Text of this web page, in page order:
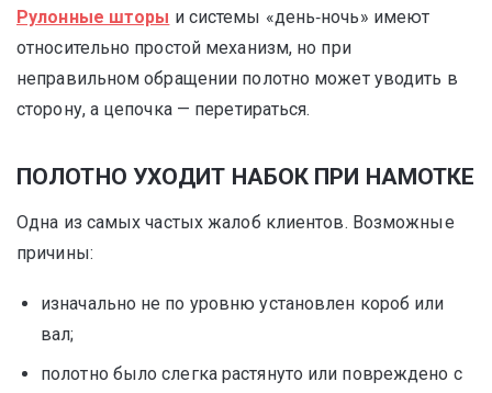
Рулонные шторы и системы «день‑ночь» имеют
относительно простой механизм, но при
неправильном обращении полотно может уводить в
сторону, а цепочка — перетираться.
ПОЛОТНО УХОДИТ НАБОК ПРИ НАМОТКЕ
Одна из самых частых жалоб клиентов. Возможные
причины:
изначально не по уровню установлен короб или
вал;
полотно было слегка растянуто или повреждено с